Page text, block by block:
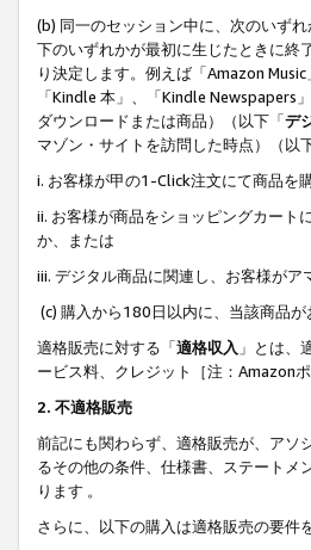
(b) 同一のセッション中に、次のいず
下のいずれかが最初に生じたときに終
り決定します。例えば「Amazon
「Kindle 本」、「Kindle
ダウンロードまたは商品）（以下「デ
マゾン・サイトを訪問した時点）（以
i. お客様が甲の1-Click注文にて商品を
ii. お客様が商品をショッピングカート
か、または
iii. デジタル商品に関連し、お客様が
(c) 購入から180日以内に、当該商品
適格販売に対する「適格収入 」とは、
ービス料、クレジット［注：Amazon
2. 不適格販売
前記にも関わらず、適格販売が、アソ
るその他の条件、仕様書、ステートメ
ります 。
さらに、以下の購入は適格販売の要件